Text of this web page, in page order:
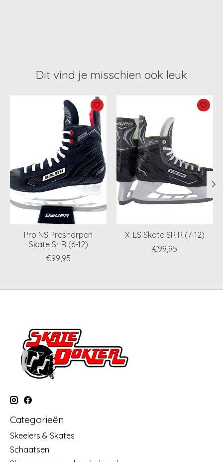
Dit vind je misschien ook leuk
Items van productcarrousel
Pro NS Presharpen
Skate Sr R (6-12)
€99,95
X-LS Skate SR R (7-12)
€99,95
Categorieën
Skeelers & Skates
Schaatsen